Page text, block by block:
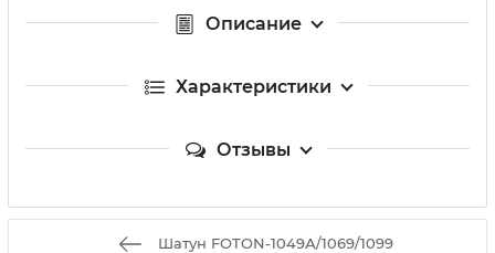
Описание
Характеристики
Отзывы
Шатун FOTON-1049А/1069/1099